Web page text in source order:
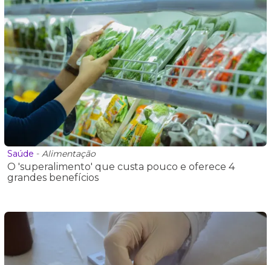
Saúde - Alimentação
O 'superalimento' que custa pouco e oferece 4
grandes benefícios